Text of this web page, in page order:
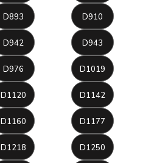
D893 D910
D942 D943
D976 D1019
D1120 D1142
D1160 D1177
D1218 D1250